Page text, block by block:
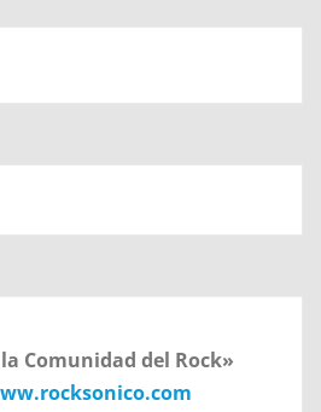
Comunidad del Rock»